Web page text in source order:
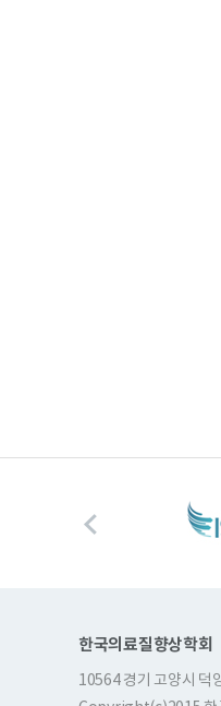
한국의료질향상학회
10564 경기 고양시 덕